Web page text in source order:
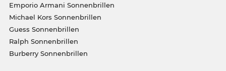
Emporio Armani Sonnenbrillen
Michael Kors Sonnenbrillen
Guess Sonnenbrillen
Ralph Sonnenbrillen
Burberry Sonnenbrillen